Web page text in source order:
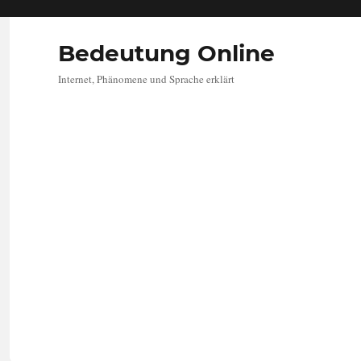
Bedeutung Online
Internet, Phänomene und Sprache erklärt